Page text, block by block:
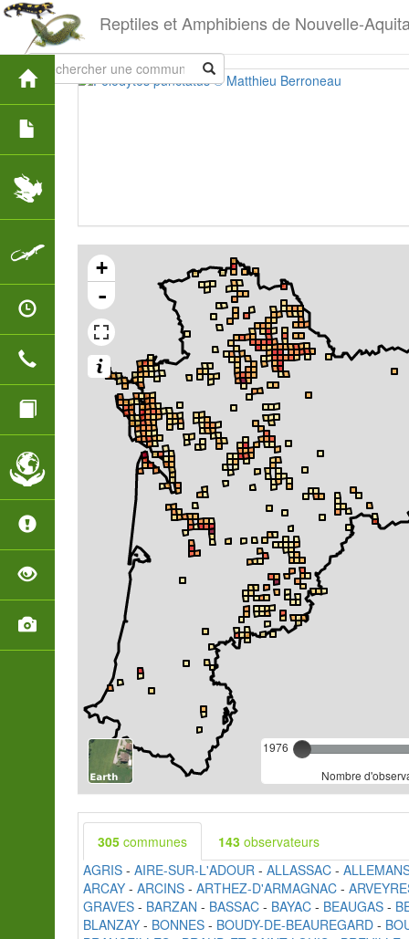
Reptiles et Amphibiens de Nouvelle-
+
-
1976
Nombre
305 communes 143 observateurs
AGRIS - AIRE-SUR-L'ADOUR - ALLASSAC -
ARCAY - ARCINS - ARTHEZ-D'ARMAGNAC -
GRAVES - BARZAN - BASSAC - BAYAC - BEAUGAS -
BLANZAY - BONNES - BOUDY-DE-BEAUREGARD -